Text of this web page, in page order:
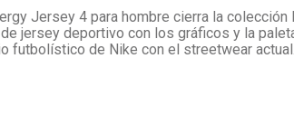
Jersey 4 para hombre cierra la
jersey deportivo con los gráficos y la
futbolístico de Nike con el streetwear actual.